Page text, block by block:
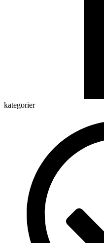
kategorier